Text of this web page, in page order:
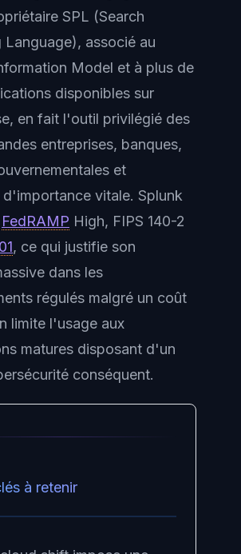
SPL (Search
Language), associé au
Model et à plus de
disponibles sur
en fait l'outil privilégié des
entreprises, banques,
et
vitale. Splunk
FedRAMP High, FIPS 140-2
, ce qui justifie son
dans les
régulés malgré un coût
limite l'usage aux
matures disposant d'un
conséquent.
à retenir